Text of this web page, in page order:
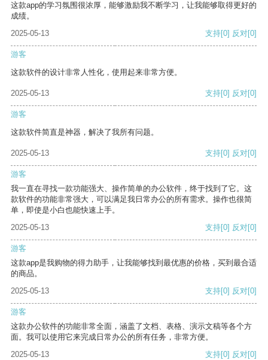
这款app的学习氛围很浓厚，能够激励我不断学习，让我能够取得更好的
成绩。
2025-05-13
支持[0] 反对[0]
游客
这款软件的设计非常人性化，使用起来非常方便。
2025-05-13 支持[0] 反对[0]
游客
这款软件简直是神器，解决了我所有问题。
2025-05-13 支持[0] 反对[0]
游客
我一直在寻找一款功能强大、操作简单的办公软件，终于找到了它。这
款软件的功能非常强大，可以满足我日常办公的所有需求。操作也很简
单，即使是小白也能快速上手。
2025-05-13
支持[0] 反对[0]
游客
这款app是我购物的得力助手，让我能够找到最优惠的价格，买到最合适
的商品。
2025-05-13
支持[0] 反对[0]
游客
这款办公软件的功能非常全面，涵盖了文档、表格、演示文稿等各个方
面。我可以使用它来完成日常办公的所有任务，非常方便。
2025-05-13
支持[0] 反对[0]